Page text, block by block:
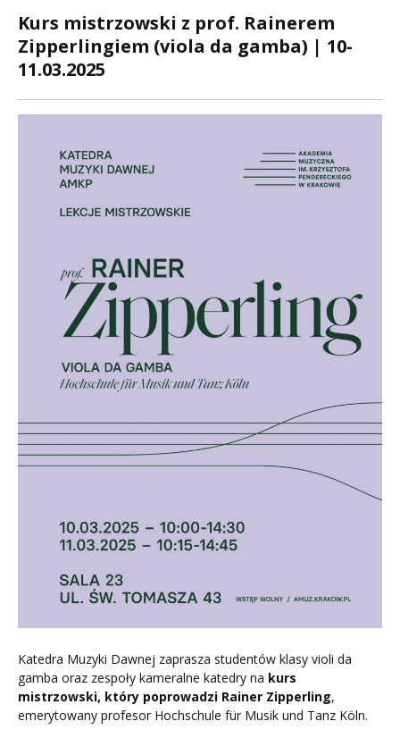
Kurs mistrzowski z prof. Rainerem
Zipperlingiem (viola da gamba) | 10-
11.03.2025
Katedra Muzyki Dawnej zaprasza studentów klasy violi da
gamba oraz zespoły kameralne katedry na kurs
mistrzowski, który poprowadzi Rainer Zipperling,
emerytowany profesor Hochschule für Musik und Tanz Köln.